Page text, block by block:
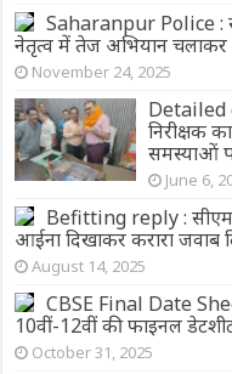
Saharanpur Police :
नेतृत्व में तेज अभियान
November 24, 2025
Detailed
निरीक्षक
समस्याओं
June 6,
Befitting reply : सीएम
आईना दिखाकर करारा जवाब
August 14, 2025
CBSE Final Date
10वीं-12वीं की फाइनल
October 31, 2025